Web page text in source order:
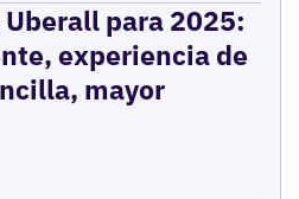
para 2025:
experiencia de
mayor